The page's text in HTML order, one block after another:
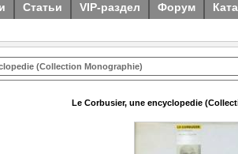
Статьи VIP-раздел Форум
(Collection Monographie)
Le Corbusier, une encyclopedie